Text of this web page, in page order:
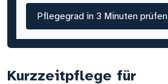
Pflegegrad in 3 Minuten prüfen
Kurzzeitpflege für